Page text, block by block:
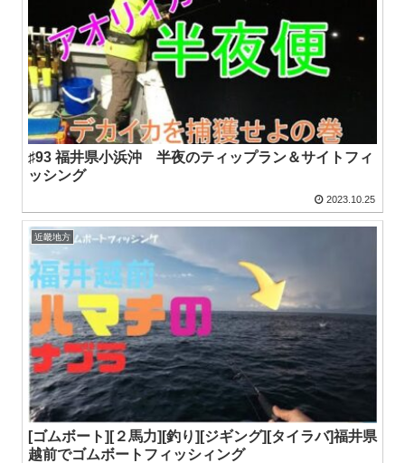
♯93 福井県小浜沖 半夜のティップラン＆サイトフィ
ッシング
2023.10.25
近畿地方
[ゴムボート][２馬力][釣り][ジギング][タイラバ]福井県
越前でゴムボートフィッシィング